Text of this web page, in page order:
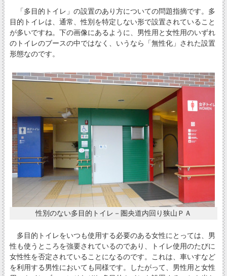
「多目的トイレ」の設置のあり方についての問題指摘です。多
目的トイレは、通常、性別を特定しない形で設置されていること
が多いですね。下の画像にあるように、男性用と女性用のいずれ
のトイレのブースの中ではなく、いうなら「無性化」された設置
形態なのです。
性別のない多目的トイレ－圏央道内回り狭山ＰＡ
多目的トイレをいつも使用する必要のある女性にとっては、男
性も使うところを強要されているのであり、トイレ使用のたびに
女性性を否定されていることになるのです。これは、車いすなど
を利用する男性においても同様です。したがって、男性用と女性